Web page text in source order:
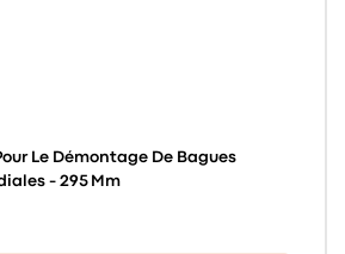
Le Démontage De Bagues
- 295 Mm